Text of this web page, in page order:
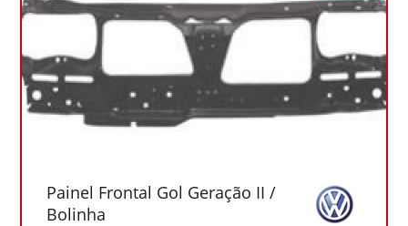
Painel Frontal Gol Geração II /
Bolinha